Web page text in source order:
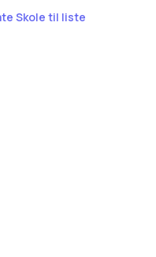
Skole til liste